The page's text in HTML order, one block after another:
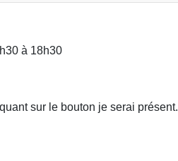
à 18h30
sur le bouton je serai présent.